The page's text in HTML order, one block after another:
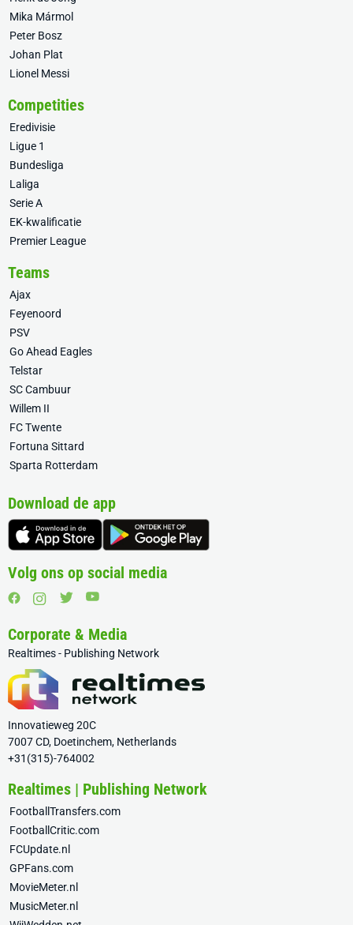
Mika Mármol
Peter Bosz
Johan Plat
Lionel Messi
Competities
Eredivisie
Ligue 1
Bundesliga
Laliga
Serie A
EK-kwalificatie
Premier League
Teams
Ajax
Feyenoord
PSV
Go Ahead Eagles
Telstar
SC Cambuur
Willem II
FC Twente
Fortuna Sittard
Sparta Rotterdam
Download de app
Volg ons op social media
Corporate & Media
Realtimes - Publishing Network
Innovatieweg 20C
7007 CD, Doetinchem, Netherlands
+31(315)-764002
Realtimes | Publishing Network
FootballTransfers.com
FootballCritic.com
FCUpdate.nl
GPFans.com
MovieMeter.nl
MusicMeter.nl